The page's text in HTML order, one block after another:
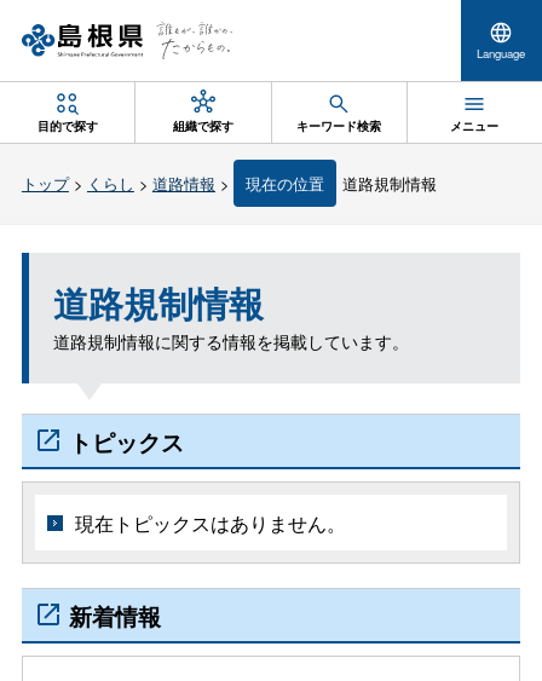
Language
目的で探す 組織で探す キーワード検索 メニュー
トップ> くらし > 道路情報 > 現在の位置 道路規制情報
道路規制情報
道路規制情報に関する情報を掲載しています。
トピックス
現在トピックスはありません。
新着情報